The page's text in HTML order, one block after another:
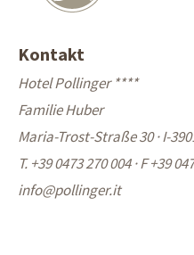
Kontakt
Hotel Pollinger ****
Familie Huber
Maria-Trost-Straße 30 · I-
T. +39 0473 270 004·F +39
info@pollinger.it